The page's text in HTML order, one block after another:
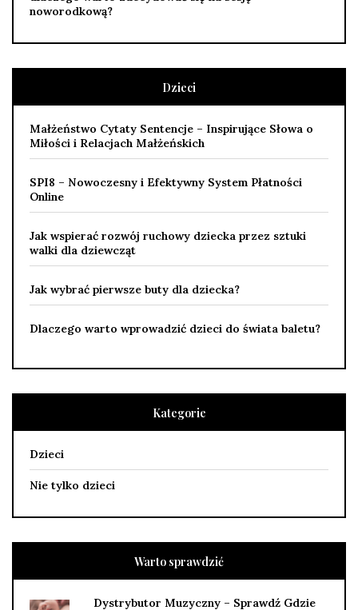
noworodkową?
Dzieci
Małżeństwo Cytaty Sentencje – Inspirujące Słowa o
Miłości i Relacjach Małżeńskich
SPI8 – Nowoczesny i Efektywny System Płatności
Online
Jak wspierać rozwój ruchowy dziecka przez sztuki
walki dla dziewcząt
Jak wybrać pierwsze buty dla dziecka?
Dlaczego warto wprowadzić dzieci do świata baletu?
Kategorie
Dzieci
Nie tylko dzieci
Warto sprawdzić
Dystrybutor Muzyczny – Sprawdź Gdzie